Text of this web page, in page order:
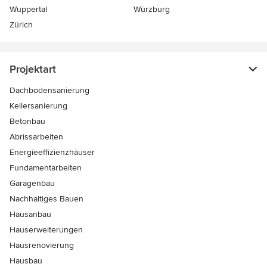
Wuppertal
Würzburg
Zürich
Projektart
Dachbodensanierung
Kellersanierung
Betonbau
Abrissarbeiten
Energieeffizienzhäuser
Fundamentarbeiten
Garagenbau
Nachhaltiges Bauen
Hausanbau
Hauserweiterungen
Hausrenovierung
Hausbau